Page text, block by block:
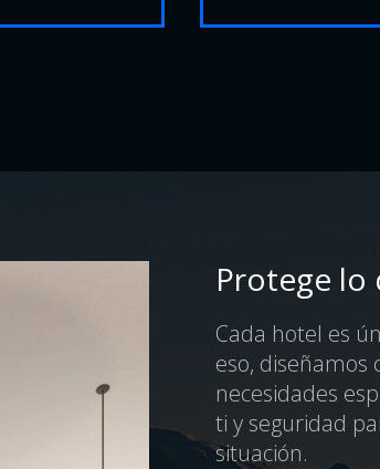
Protege lo
Cada hotel es
eso, diseñamos
necesidades
ti y seguridad
situación.